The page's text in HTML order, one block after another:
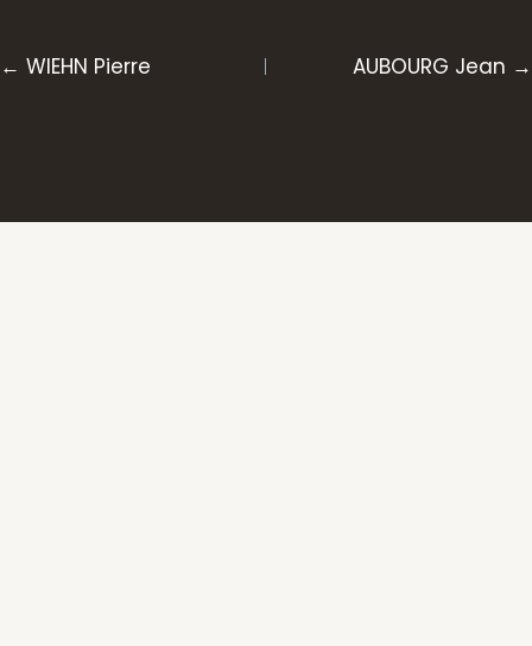
Posts
← WIEHN Pierre AUBOURG Jean →